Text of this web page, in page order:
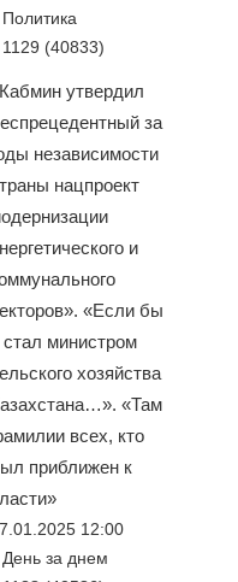
Политика
1129 (40833)
утвердил
за
независимости
нацпроект
и
«Если бы
стал министром
хозяйства
«Там
всех, кто
приближен к
12:00
День за днем